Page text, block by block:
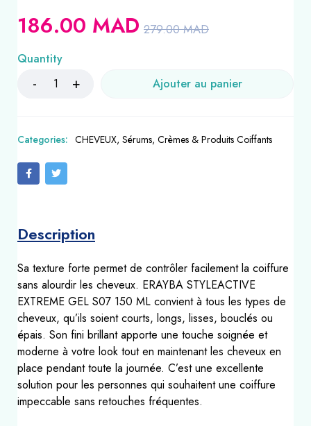
279.00MAD
186.00 MAD
Quantity
Ajouter au panier
Categories: CHEVEUX, Sérums, Crèmes & Produits Coiffants
Description
Sa texture forte permet de contrôler facilement la coiffure
sans alourdir les cheveux. ERAYBA STYLEACTIVE
EXTREME GEL S07 150 ML convient à tous les types de
cheveux, qu’ils soient courts, longs, lisses, bouclés ou
épais. Son fini brillant apporte une touche soignée et
moderne à votre look tout en maintenant les cheveux en
place pendant toute la journée. C’est une excellente
solution pour les personnes qui souhaitent une coiffure
impeccable sans retouches fréquentes.